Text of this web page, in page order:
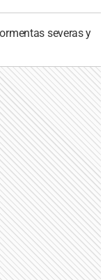
severas y